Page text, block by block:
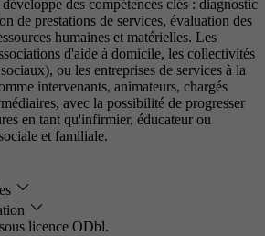
des compétences clés : diagnostic
de prestations de services, évaluation des
humaines et matérielles. Les
d'aide à domicile, les collectivités
ou les entreprises de services à la
intervenants, animateurs, chargés
avec la possibilité de progresser
en tant qu'infirmier, éducateur ou
et familiale.
sous licence ODbl.